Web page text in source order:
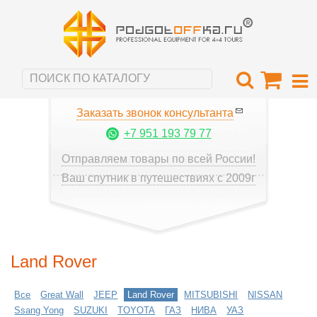
Заказать звонок консультанта
+7 951 193 79 77
Отправляем товары по всей России!
Ваш спутник в путешествиях с 2009г
Land Rover
Все Great Wall JEEP Land Rover MITSUBISHI
NISSAN
Ssang Yong
SUZUKI TOYOTA ГАЗ НИВА УАЗ